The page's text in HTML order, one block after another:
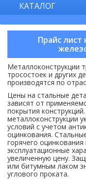
Прайс лист
Металлоконструкции
тросостоек и других
производятся по
Цены на стальные
зависят от
покрытия
металлоконструкции
условий с учетом
оцинкования.
горячего
эксплуатационные
увеличенную цену.
или битумным лаком
углового проката.
КАТАЛОГ